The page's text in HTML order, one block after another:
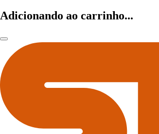
Adicionando ao carrinho...